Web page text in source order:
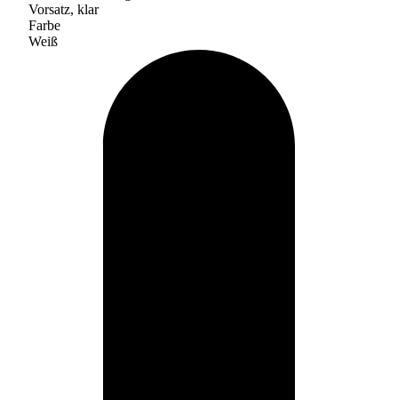
Vorsatz, klar
Farbe
Weiß